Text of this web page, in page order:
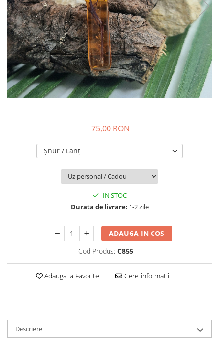
Colier / Pandantiv
Brățară
Bijuterii copii
Colier / Pandantiv
Colier de prietenie
Brățară
Accesorii păr
Broșă
Set bijuterii
Brățară de gleznă
Broșă
Mărgele / talisman
75,00 RON
Șnur / Lanț
IN STOC
Durata de livrare: 1-2 zile
ADAUGA IN COS
Cod Produs: C855
Adauga la Favorite Cere informatii
Descriere